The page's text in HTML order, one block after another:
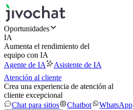
Oportunidades
IA
Aumenta el rendimiento del
equipo con IA
Agente de IA
Asistente de IA
Atención al cliente
Crea una experiencia de atención al
cliente excepcional
Chat para sitios
Chatbot WhatsApp